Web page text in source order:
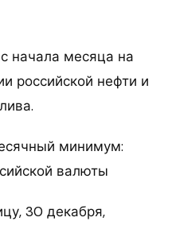
начала месяца на
российской нефти и
30 декабря,